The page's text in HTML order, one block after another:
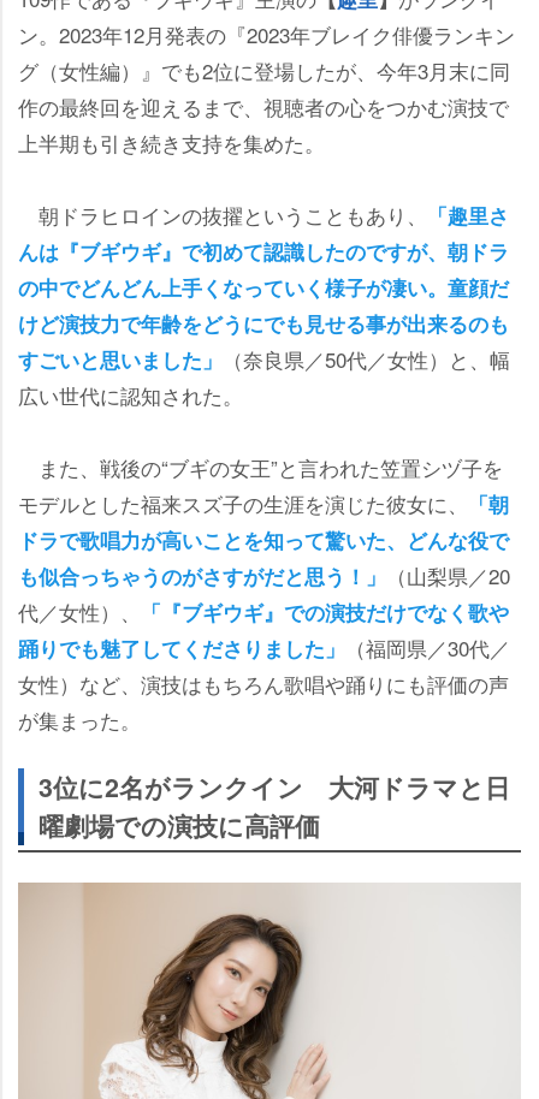
ン。2023年12月発表の『2023年ブレイク俳優ランキン
グ（女性編）』でも2位に登場したが、今年3月末に同
作の最終回を迎えるまで、視聴者の心をつかむ演技で
上半期も引き続き支持を集めた。
朝ドラヒロインの抜擢ということもあり、
「趣里さ
んは『ブギウギ』で初めて認識したのですが、朝ドラ
の中でどんどん上手くなっていく様子が凄い。童顔だ
けど演技力で年齢をどうにでも見せる事が出来るのも
すごいと思いました」
（奈良県／50代／女性）と、幅
広い世代に認知された。
また、戦後の“ブギの女王”と言われた笠置シヅ子を
モデルとした福来スズ子の生涯を演じた彼女に、
「朝
ドラで歌唱力が高いことを知って驚いた、どんな役で
も似合っちゃうのがさすがだと思う！」
（山梨県／20
代／女性）、
「『ブギウギ』での演技だけでなく歌
踊りでも魅了してくださりました」
（福岡県／30代／
女性）など、演技はもちろん歌唱や踊りにも評価の声
が集まった。
3位に2名がランクイン 大河ドラマと日
曜劇場での演技に高評価